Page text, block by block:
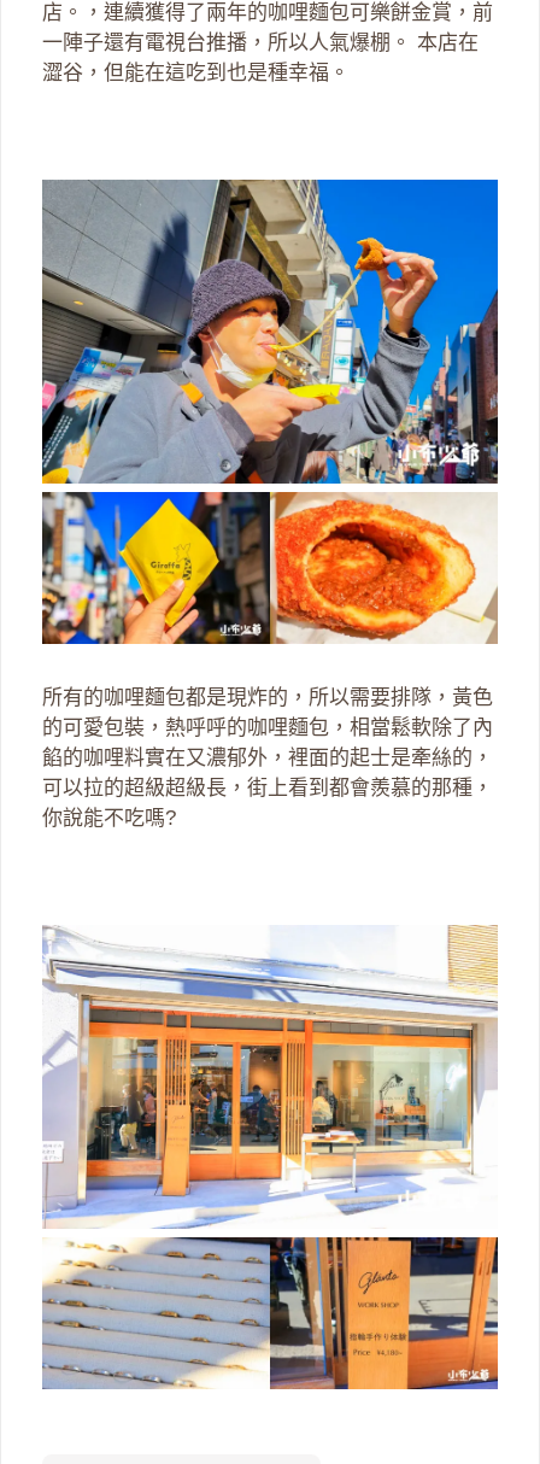
店。，連續獲得了兩年的咖哩麵包可樂餅金賞，前
一陣子還有電視台推播，所以人氣爆棚。 本店在
澀谷，但能在這吃到也是種幸福。
所有的咖哩麵包都是現炸的，所以需要排隊，黃色
的可愛包裝，熱呼呼的咖哩麵包，相當鬆軟除了內
餡的咖哩料實在又濃郁外，裡面的起士是牽絲的，
可以拉的超級超級長，街上看到都會羨慕的那種，
你說能不吃嗎?